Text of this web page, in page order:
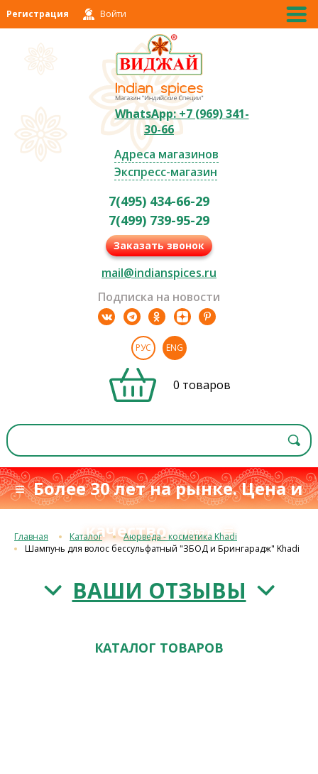
Регистрация Войти
WhatsApp: +7 (969) 341-
30-66
Адреса магазинов
Экспресс-магазин
7(495) 434-66-29
7(499) 739-95-29
Заказать звонок
mail@indianspices.ru
Подписка на новости
РУС ENG
0 товаров
≡ Более 30 лет на рынке. Цена и
качествос 1993 г.≡
Главная Каталог
Аюрведа - косметика Khadi
Шампунь для волос бессульфатный "ЗБОД и Брингарадж" Khadi
ВАШИ ОТЗЫВЫ
КАТАЛОГ ТОВАРОВ